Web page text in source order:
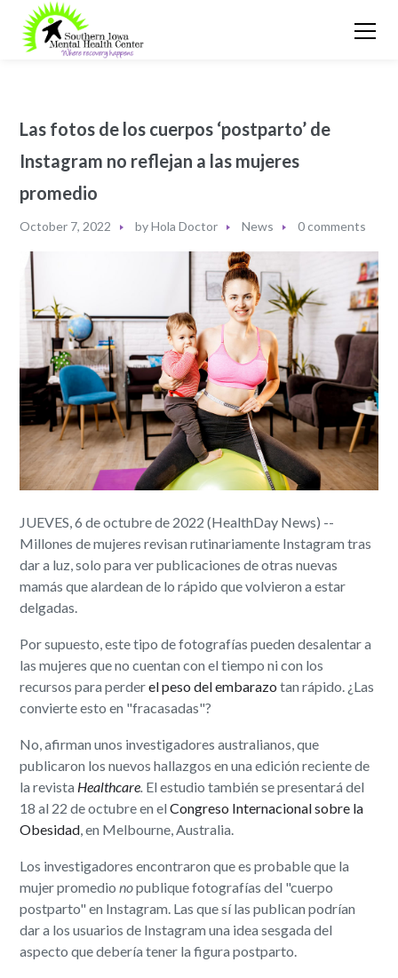
Las fotos de los cuerpos ‘postparto’ de
Instagram no reflejan a las mujeres
promedio
October 7, 2022 byHola Doctor News 0 comments
JUEVES, 6 de octubre de 2022 (HealthDay News) --
Millones de mujeres revisan rutinariamente Instagram tras
dar a luz, solo para ver publicaciones de otras nuevas
mamás que alardean de lo rápido que volvieron a estar
delgadas.
Por supuesto, este tipo de fotografías pueden desalentar a
las mujeres que no cuentan con el tiempo ni con los
recursos para perderel peso del embarazo tan rápido. ¿Las
convierte esto en "fracasadas"?
No, afirman unos investigadores australianos, que
publicaron los nuevos hallazgos en una edición reciente de
la revista Healthcare. El estudio también se presentará del
18 al 22 de octubre en elCongreso Internacional sobre la
Obesidad, en Melbourne, Australia.
Los investigadores encontraron que es probable que la
mujer promedionopublique fotografías del "cuerpo
postparto" en Instagram. Las que sí las publican podrían
dar a los usuarios de Instagram una idea sesgada del
aspecto que debería tener la figura postparto.